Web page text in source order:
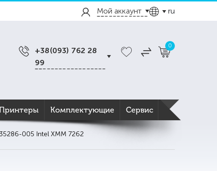
Мой аккаунт ru
+38(093) 762 28
99
0
Комплектующие Сервис
005 Intel XMM 7262